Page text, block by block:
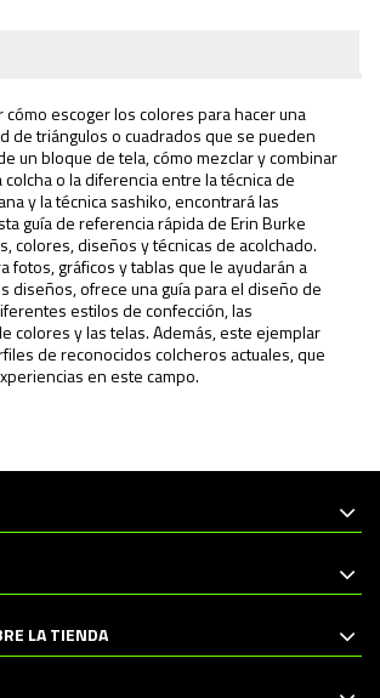
cómo escoger los colores para hacer una
de triángulos o cuadrados que se pueden
un bloque de tela, cómo mezclar y combinar
o la diferencia entre la técnica de
y la técnica sashiko, encontrará las
guía de referencia rápida de Erin Burke
colores, diseños y técnicas de acolchado.
fotos, gráficos y tablas que le ayudarán a
diseños, ofrece una guía para el diseño de
estilos de confección, las
colores y las telas. Además, este ejemplar
de reconocidos colcheros actuales, que
en este campo.
LA TIENDA